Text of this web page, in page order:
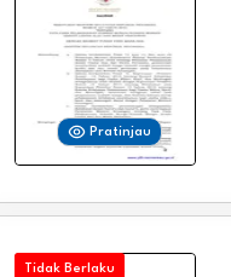
Pratinjau
Tidak Berlaku